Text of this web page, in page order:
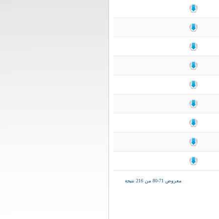
معروض 71-80 من 216 نتيجة